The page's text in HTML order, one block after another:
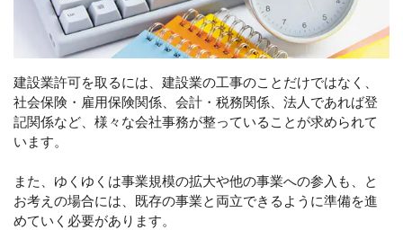
建設業許可を取るには、建設業の工事のことだけではなく、
社会保険・雇用保険関係、会計・税務関係、法人であれば登
記関係など、様々な会社事務が整っていることが求められて
います。
また、ゆくゆくは事業規模の拡大や他の事業への参入も、と
お考えの場合には、既存の事業と両立できるように準備を進
めていく必要があります。